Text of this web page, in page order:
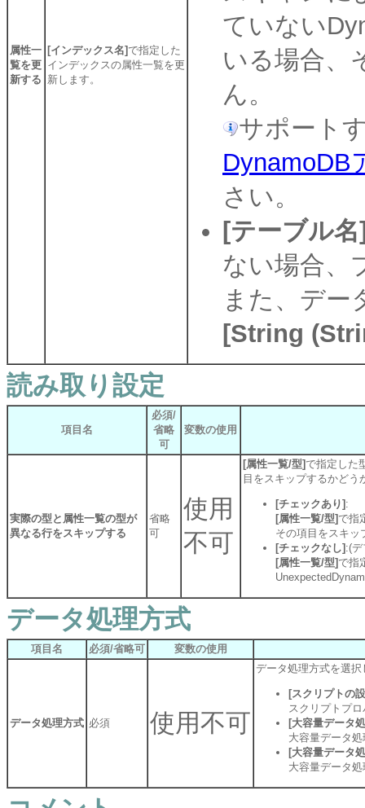
属性一
覧を更
新する
[インデックス名] で指定した
インデックスの属性一覧を更
新します。
ていない
いる場合、
ん。
サポート
DynamoDB
さい。
[テーブル
ない場合、
また、デー
[String
読み取り設定
項目名
必須/
省略
可
変数の使用
実際の型と属性一覧の型が
異なる行をスキップする
省略
可
使用
不可
[属性一覧/型] で指定した
目をスキップするかどう
[チェックあり] :
[属性一覧/型] で指
その項目をスキッ
[チェックなし] :(
[属性一覧/型] で指
データ処理方式
項目名 必須/省略可 変数の使用
データ処理方式 必須 使用不可
データ処理方式を選択
[スクリプトの
スクリプトプ
[大容量データ
大容量データ
[大容量データ
大容量データ